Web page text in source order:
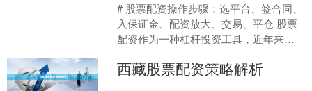
# 股票配资操作步骤：选平台、签合同、
入保证金、配资放大、交易、平仓 股票
配资作为一种杠杆投资工具，近年来受
资者通过向配资平台....
西藏股票配资策略解析